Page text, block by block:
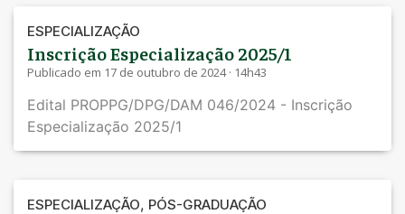
ESPECIALIZAÇÃO
Inscrição Especialização 2025/1
Publicado em 17 de outubro de 2024 · 14h43
Edital PROPPG/DPG/DAM 046/2024 - Inscrição
Especialização 2025/1
ESPECIALIZAÇÃO, PÓS-GRADUAÇÃO